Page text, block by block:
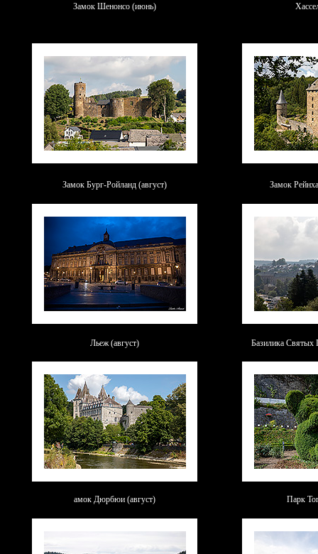
Замок Шенонсо (июнь)
Замок Бург-Ройланд (август) Замок
Льеж (август) Базилика Святых
амок Дюрбюи (август) Парк